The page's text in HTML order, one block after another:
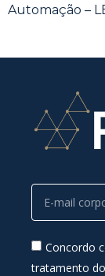
Automação –
Concordo
tratamento